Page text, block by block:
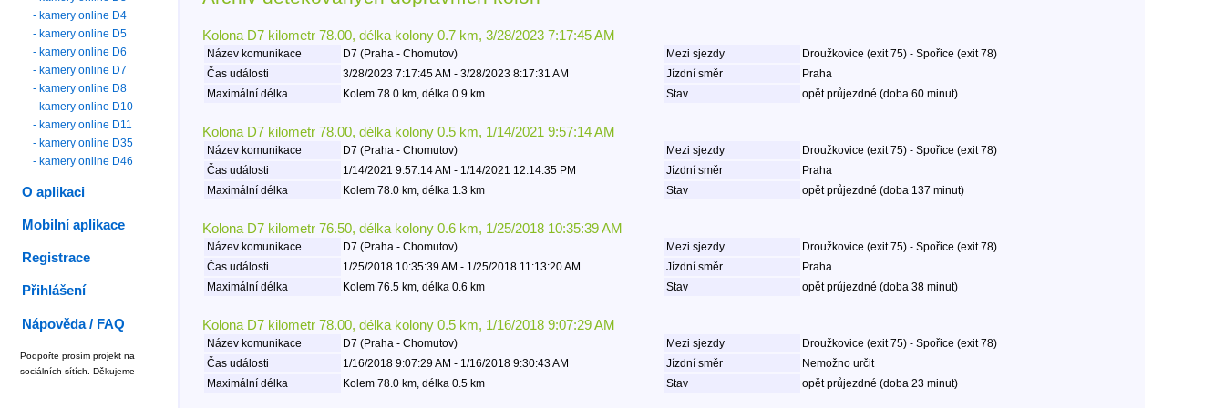
Kolona D7 kilometr 78.00, délka kolony 0.7 km, 3/28/2023 7:17:45 AM
Název komunikace D7 (Praha - Chomutov) Mezi sjezdy
Droužkovice (exit 75) - Spořice (exit 78)
Čas události
3/28/2023 7:17:45 AM - 3/28/2023 8:17:31 AM Jízdní směr
Praha
Maximální délka
Kolem 78.0 km, délka 0.9 km Stav opět průjezdné (doba 60 minut)
Kolona D7 kilometr 78.00, délka kolony 0.5 km, 1/14/2021 9:57:14 AM
Název komunikace D7 (Praha - Chomutov) Mezi sjezdy
Droužkovice (exit 75) - Spořice (exit 78)
Čas události
1/14/2021 9:57:14 AM - 1/14/2021 12:14:35 PM Jízdní směr
Praha
Maximální délka
Kolem 78.0 km, délka 1.3 km Stav opět průjezdné (doba 137 minut)
Kolona D7 kilometr 76.50, délka kolony 0.6 km, 1/25/2018 10:35:39 AM
Název komunikace D7 (Praha - Chomutov) Mezi sjezdy
Droužkovice (exit 75) - Spořice (exit 78)
Čas události
1/25/2018 10:35:39 AM - 1/25/2018 11:13:20 AM Jízdní směr
Praha
Maximální délka
Kolem 76.5 km, délka 0.6 km Stav opět průjezdné (doba 38 minut)
Kolona D7 kilometr 78.00, délka kolony 0.5 km, 1/16/2018 9:07:29 AM
Název komunikace D7 (Praha - Chomutov) Mezi sjezdy
Droužkovice (exit 75) - Spořice (exit 78)
Čas události
1/16/2018 9:07:29 AM - 1/16/2018 9:30:43 AM Jízdní směr
Nemožno určit
Maximální délka
Kolem 78.0 km, délka 0.5 km Stav opět průjezdné (doba 23 minut)
- kamery online D4
- kamery online D5
- kamery online D6
- kamery online D7
- kamery online D8
- kamery online D10
- kamery online D11
- kamery online D35
- kamery online D46
O aplikaci
Mobilní aplikace
Registrace
Přihlášení
Nápověda / FAQ
Podpořte prosím projekt na
sociálních sítích. Děkujeme